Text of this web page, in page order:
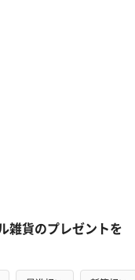
雑貨のプレゼントを